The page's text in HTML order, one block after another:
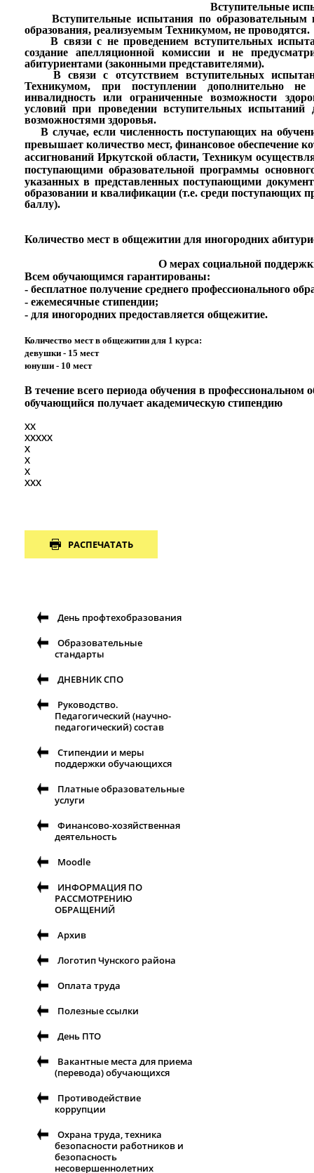
Вступительные
Вступительные испытания по образовательным
образования, реализуемым Техникумом, не проводятся.
В связи с не проведением вступительных
создание апелляционной комиссии и не
абитуриентами (законными представителями).
В связи с отсутствием вступительных
Техникумом, при поступлении дополнительно не
инвалидность или ограниченные возможности
условий при проведении вступительных
возможностями здоровья.
В случае, если численность поступающих на
превышает количество мест, финансовое обеспечение
ассигнований Иркутской области, Техникум
поступающими образовательной программы
указанных в представленных поступающими
образовании и квалификации (т.е. среди поступающих
баллу).
Количество мест в общежитии для иногородних
О мерах социальной
Всем обучающимся гарантированы:
- бесплатное получение среднего профессионального
- ежемесячные стипендии;
- для иногородних предоставляется общежитие.
Количество мест в общежитии для 1 курса:
девушки - 15 мест
юнуши - 10 мест
В течение всего периода обучения в
обучающийся получает академическую стипендию
XX
XXXXX
X
X
X
XXX
РАСПЕЧАТАТЬ
День профтехобразования
Образовательные
стандарты
ДНЕВНИК СПО
Руководство.
Педагогический (научно-
педагогический) состав
Стипендии и меры
поддержки обучающихся
Платные образовательные
услуги
Финансово-хозяйственная
деятельность
Moodle
ИНФОРМАЦИЯ ПО
РАССМОТРЕНИЮ
ОБРАЩЕНИЙ
Архив
Логотип Чунского района
Оплата труда
Полезные ссылки
День ПТО
Вакантные места для приема
(перевода) обучающихся
Противодействие
коррупции
Охрана труда, техника
безопасности работников и
безопасность
несовершеннолетних